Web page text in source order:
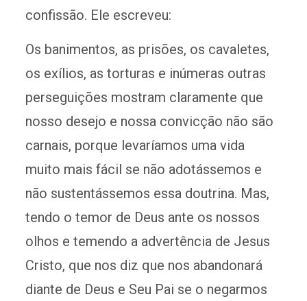
confissão. Ele escreveu:
Os banimentos, as prisões, os cavaletes,
os exílios, as torturas e inúmeras outras
perseguições mostram claramente que
nosso desejo e nossa convicção não são
carnais, porque levaríamos uma vida
muito mais fácil se não adotássemos e
não sustentássemos essa doutrina. Mas,
tendo o temor de Deus ante os nossos
olhos e temendo a advertência de Jesus
Cristo, que nos diz que nos abandonará
diante de Deus e Seu Pai se o negarmos